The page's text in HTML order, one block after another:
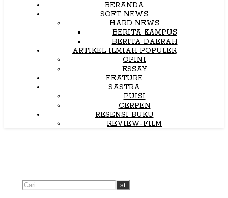
BERANDA
SOFT NEWS
HARD NEWS
BERITA KAMPUS
BERITA DAERAH
ARTIKEL ILMIAH POPULER
OPINI
ESSAY
FEATURE
SASTRA
PUISI
CERPEN
RESENSI BUKU
REVIEW-FILM